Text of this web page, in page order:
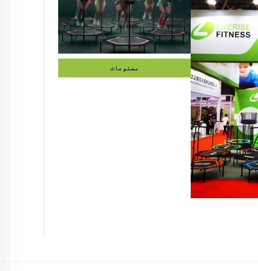
مصنوعات